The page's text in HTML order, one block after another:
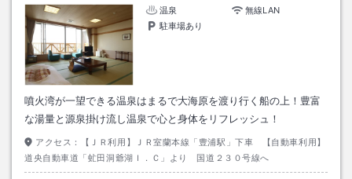
温泉
無線LAN
駐車場あり
噴火湾が一望できる温泉はまるで大海原を渡り行く船の上！豊富
な湯量と源泉掛け流し温泉で心と身体をリフレッシュ！
アクセス：
【ＪＲ利用】ＪＲ室蘭本線「豊浦駅」下車 【自動車利用】
道央自動車道「虻田洞爺湖Ｉ．Ｃ」より 国道２３０号線へ